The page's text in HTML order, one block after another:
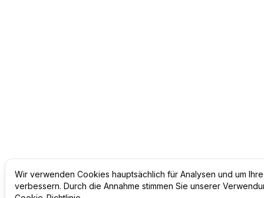
Wir verwenden Cookies hauptsächlich für Analysen und um
verbessern. Durch die Annahme stimmen Sie unserer